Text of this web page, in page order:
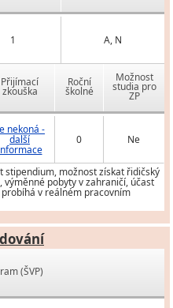
1 A, N
Přijímací
zkouška
Roční
školné
Možnost
studia pro
ZP
nekoná -
další 0 Ne
stipendium, možnost získat řidičský
výměnné pobyty v zahraničí, účast
v reálném pracovním
(ŠVP)